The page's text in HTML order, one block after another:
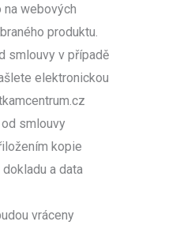
na webových
produktu.
smlouvy v případě
elektronickou
smlouvy
kopie
a data
vráceny